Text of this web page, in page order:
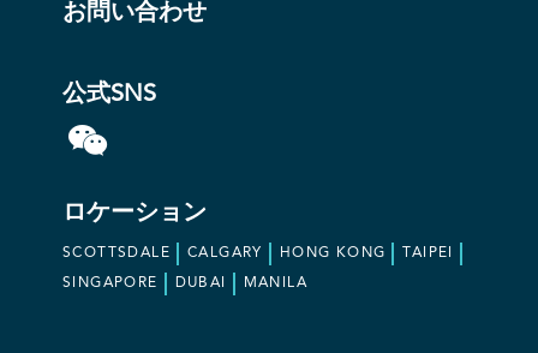
お問い合わせ
公式SNS
ロケーション
SCOTTSDALE CALGARY HONG KONG TAIPEI
SINGAPORE DUBAI MANILA